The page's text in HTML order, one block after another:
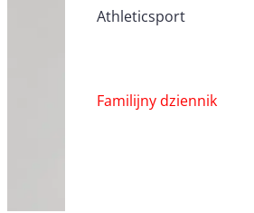
Athleticsport
Nawigacja
Familijny dziennik